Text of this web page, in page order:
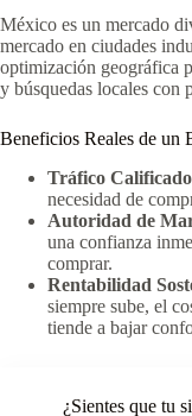
México es un mercado
mercado en ciudades
optimización geográfica
y búsquedas locales con
Beneficios Reales de un
Tráfico
necesidad de
Autoridad de
una confianza
comprar.
Rentabilidad
siempre sube, el
tiende a bajar
¿Sientes que tu